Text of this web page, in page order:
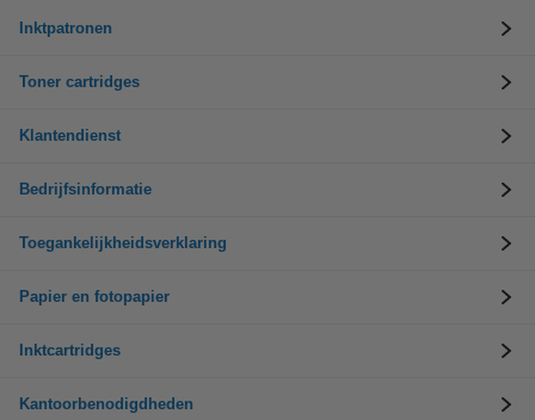
Inktpatronen
Toner cartridges
Klantendienst
Bedrijfsinformatie
Toegankelijkheidsverklaring
Papier en fotopapier
Inktcartridges
Kantoorbenodigdheden